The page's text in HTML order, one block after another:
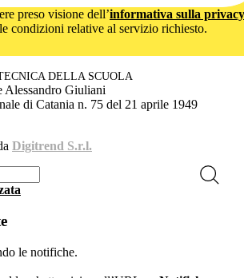
preso visione dell’informativa sulla privacy
condizioni relative al servizio richiesto.
DELLA SCUOLA
Alessandro Giuliani
di Catania n. 75 del 21 aprile 1949
Digitrend S.r.l.
le notifiche.